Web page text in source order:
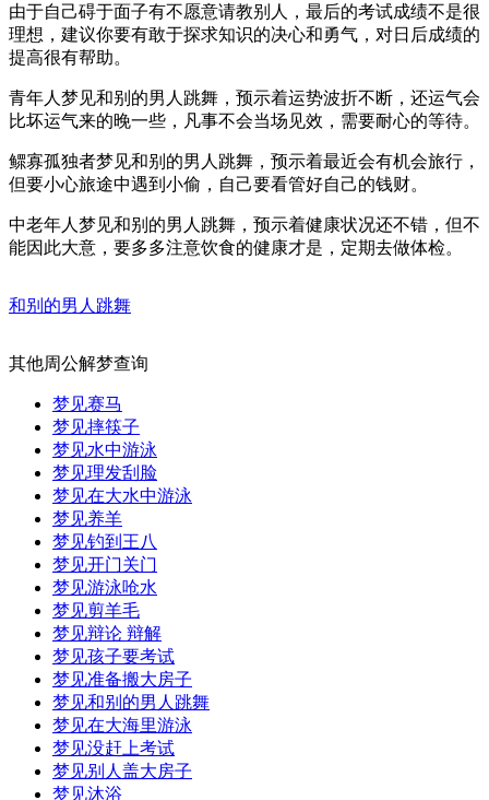
由于自己碍于面子有不愿意请教别人，最后的考试成绩不是很
理想，建议你要有敢于探求知识的决心和勇气，对日后成绩的
提高很有帮助。
青年人梦见和别的男人跳舞，预示着运势波折不断，还运气会
比坏运气来的晚一些，凡事不会当场见效，需要耐心的等待。
鳏寡孤独者梦见和别的男人跳舞，预示着最近会有机会旅行，
但要小心旅途中遇到小偷，自己要看管好自己的钱财。
中老年人梦见和别的男人跳舞，预示着健康状况还不错，但不
能因此大意，要多多注意饮食的健康才是，定期去做体检。
和别的男人跳舞
其他周公解梦查询
梦见赛马
梦见摔筷子
梦见水中游泳
梦见理发刮脸
梦见在大水中游泳
梦见养羊
梦见钓到王八
梦见开门关门
梦见游泳呛水
梦见剪羊毛
梦见辩论 辩解
梦见孩子要考试
梦见准备搬大房子
梦见和别的男人跳舞
梦见在大海里游泳
梦见没赶上考试
梦见别人盖大房子
梦见沐浴